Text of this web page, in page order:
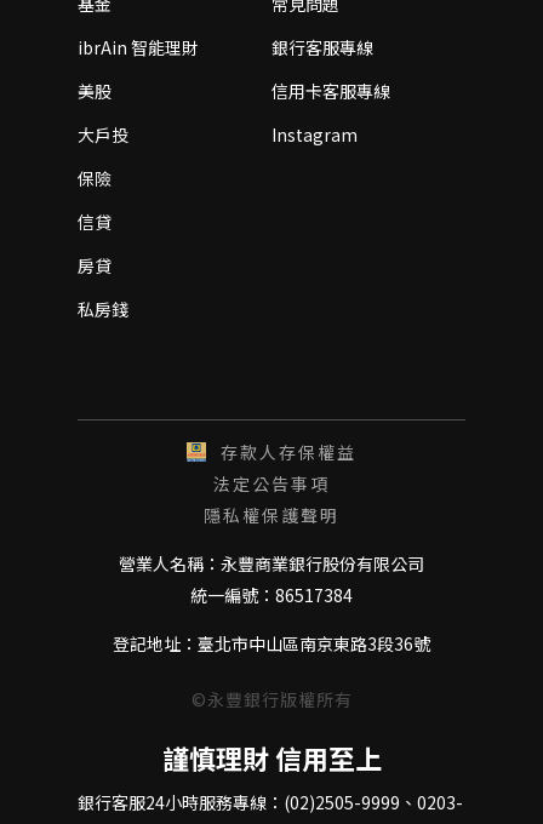
ibrAin 智能理財
美股
大戶投
保險
信貸
房貸
私房錢
銀行客服專線
信用卡客服專線
Instagram
存款人存保權益
法定公告事項
隱私權保護聲明
營業人名稱：永豐商業銀行股份有限公司
統一編號：86517384
登記地址：臺北市中山區南京東路3段36號
©永豐銀行版權所有
謹慎理財 信用至上
銀行客服24小時服務專線：(02)2505-9999、0203-